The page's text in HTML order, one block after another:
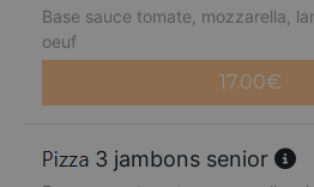
Base sauce tomate, mozzarella,
oeuf
17.00€
3 jambons senior